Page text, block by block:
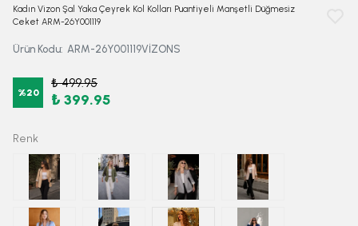
Kadın Vizon Şal Yaka Çeyrek Kol Kolları Puantiyeli Manşetli Düğmesiz
Ceket ARM-26Y001119
Ürün Kodu: ARM-26Y001119VİZONS
%20
₺ 499.95
₺ 399.95
Renk